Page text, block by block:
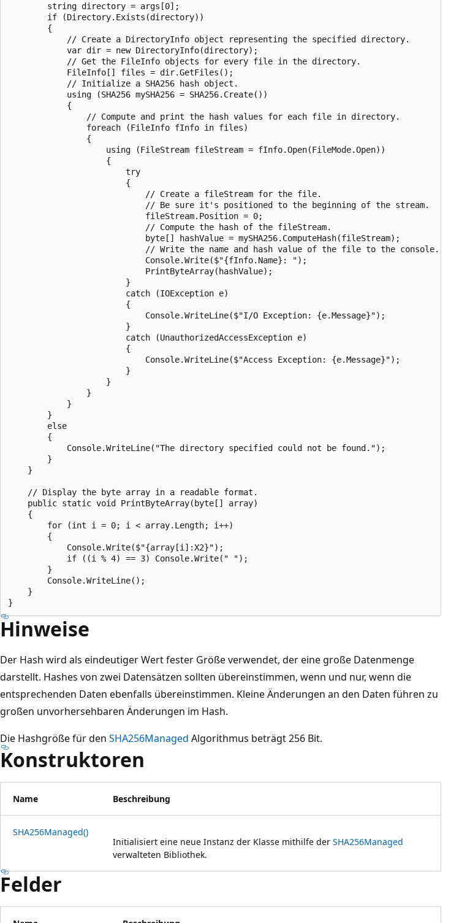
        string directory = args[0];
        if (Directory.Exists(directory))
        {
            // Create a DirectoryInfo object representing the specified directory.
            var dir = new DirectoryInfo(directory);
            // Get the FileInfo objects for every file in the directory.
            FileInfo[] files = dir.GetFiles();
            // Initialize a SHA256 hash object.
            using (SHA256 mySHA256 = SHA256.Create())
            {
                // Compute and print the hash values for each file in directory.
                foreach (FileInfo fInfo in files)
                {
                    using (FileStream fileStream = fInfo.Open(FileMode.Open))
                    {
                        try
                        {
                            // Create a fileStream for the file.
                            // Be sure it's positioned to the beginning of the stream.
                            fileStream.Position = 0;
                            // Compute the hash of the fileStream.
                            byte[] hashValue = mySHA256.ComputeHash(fileStream);
                            // Write the name and hash value of the file to the console.
                            Console.Write($"{fInfo.Name}: ");
                            PrintByteArray(hashValue);
                        }
                        catch (IOException e)
                        {
                            Console.WriteLine($"I/O Exception: {e.Message}");
                        }
                        catch (UnauthorizedAccessException e)
                        {
                            Console.WriteLine($"Access Exception: {e.Message}");
                        }
                    }
                }
            }
        }
        else
        {
            Console.WriteLine("The directory specified could not be found.");
        }
    }
    // Display the byte array in a readable format.
    public static void PrintByteArray(byte[] array)
    {
        for (int i = 0; i < array.Length; i++)
        {
            Console.Write($"{array[i]:X2}");
            if ((i % 4) == 3) Console.Write(" ");
        }
        Console.WriteLine();
    }
Hinweise
Der Hash wird als eindeutiger Wert fester Größe verwendet, der eine große Datenmenge
darstellt. Hashes von zwei Datensätzen sollten übereinstimmen, wenn und nur, wenn die
entsprechenden Daten ebenfalls übereinstimmen. Kleine Änderungen an den Daten führen zu
großen unvorhersehbaren Änderungen im Hash.
Die Hashgröße für den SHA256Managed Algorithmus beträgt 256 Bit.
Konstruktoren
Name Beschreibung
SHA256Managed()
Initialisiert eine neue Instanz der Klasse mithilfe der SHA256Managed
verwalteten Bibliothek.
Felder